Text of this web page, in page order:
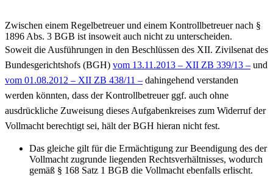
Zwischen einem Regelbetreuer und einem Kontrollbetreuer nach §
1896 Abs. 3 BGB ist insoweit auch nicht zu unterscheiden.
Soweit die Ausführungen in den Beschlüssen des XII. Zivilsenat des
Bundesgerichtshofs (BGH) vom 13.11.2013 – XII ZB 339/13 – und
vom 01.08.2012 – XII ZB 438/11 – dahingehend verstanden
werden könnten, dass der Kontrollbetreuer ggf. auch ohne
ausdrückliche Zuweisung dieses Aufgabenkreises zum Widerruf der
Vollmacht berechtigt sei, hält der BGH hieran nicht fest.
Das gleiche gilt für die Ermächtigung zur Beendigung des der
Vollmacht zugrunde liegenden Rechtsverhältnisses, wodurch
gemäß § 168 Satz 1 BGB die Vollmacht ebenfalls erlischt.